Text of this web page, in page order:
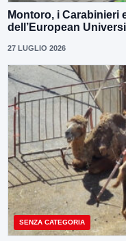
Montoro, i Carabinieri
dell’European
27 LUGLIO 2026
SENZA CATEGORIA